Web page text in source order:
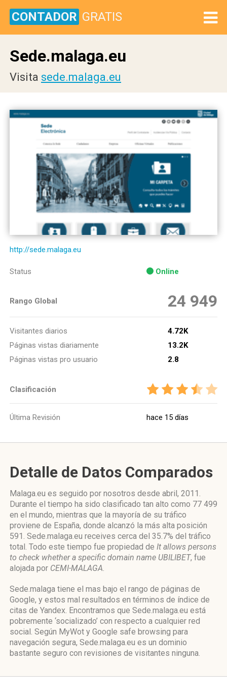
CONTADOR GRATIS
Sede.malaga.eu
Visita sede.malaga.eu
http://sede.malaga.eu
Status Online
Rango Global 24 949
Visitantes diarios
4.72K
Páginas vistas diariamente
13.2K
Páginas vistas pro usuario
2.8
Clasificación
Última Revisión hace 15 días
Detalle de Datos Comparados
Malaga.eu es seguido por nosotros desde abril, 2011.
Durante el tiempo ha sido clasificado tan alto como 77 499
en el mundo, mientras que la mayoría de su tráfico
proviene de España, donde alcanzó la más alta posición
591. Sede.malaga.eu receives cerca del 35.7% del tráfico
total. Todo este tiempo fue propiedad de It allows persons
to check whether a specific domain name UBILIBET, fue
alojada por CEMI-MALAGA.
Sede.malaga tiene el mas bajo el rango de páginas de
Google, y estos mal resultados en términos de índice de
citas de Yandex. Encontramos que Sede.malaga.eu está
pobremente ‘socializado’ con respecto a cualquier red
social. Según MyWot y Google safe browsing para
navegación segura, Sede.malaga.eu es un dominio
bastante seguro con revisiones de visitantes ninguna.